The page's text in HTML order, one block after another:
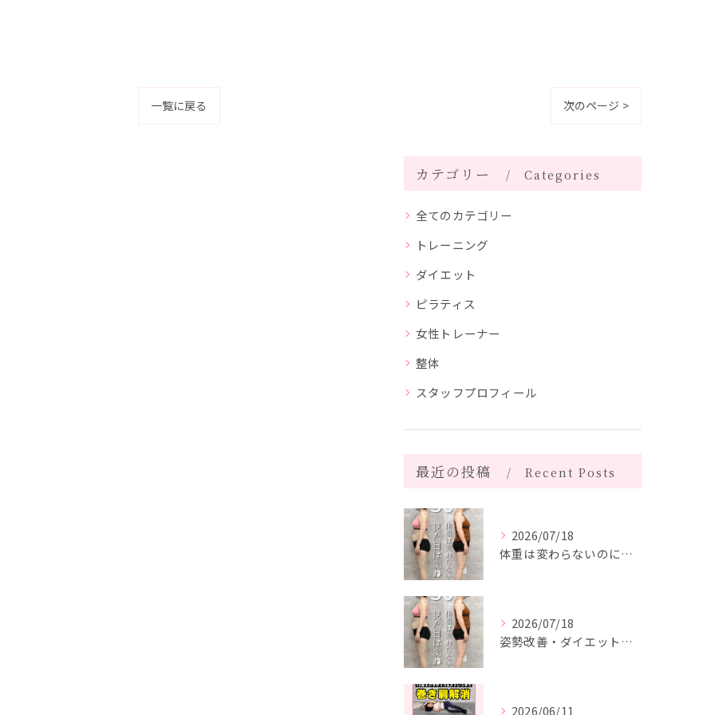
一覧に戻る 次のページ >
カテゴリー Categories
全てのカテゴリー
トレーニング
ダイエット
ピラティス
女性トレーナー
整体
スタッフプロフィール
最近の投稿 Recent Posts
2026/07/18
体重は変わらないのに、見た目は変わった。
2026/07/18
姿勢改善・ダイエット・ピラティス【５０代・M様】
2026/06/11